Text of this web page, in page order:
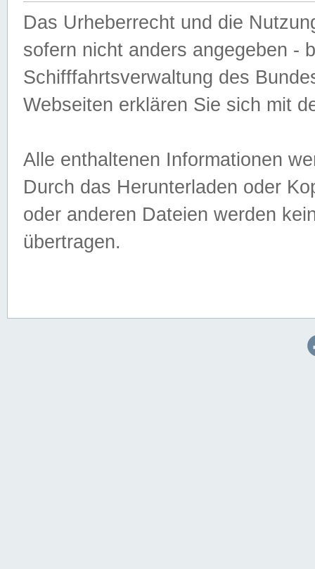
Das Urheberrecht und die
sofern nicht anders angegeben -
Schifffahrtsverwaltung des
Webseiten erklären Sie sich mit
Alle enthaltenen Informationen
Durch das Herunterladen oder
oder anderen Dateien werden
übertragen.